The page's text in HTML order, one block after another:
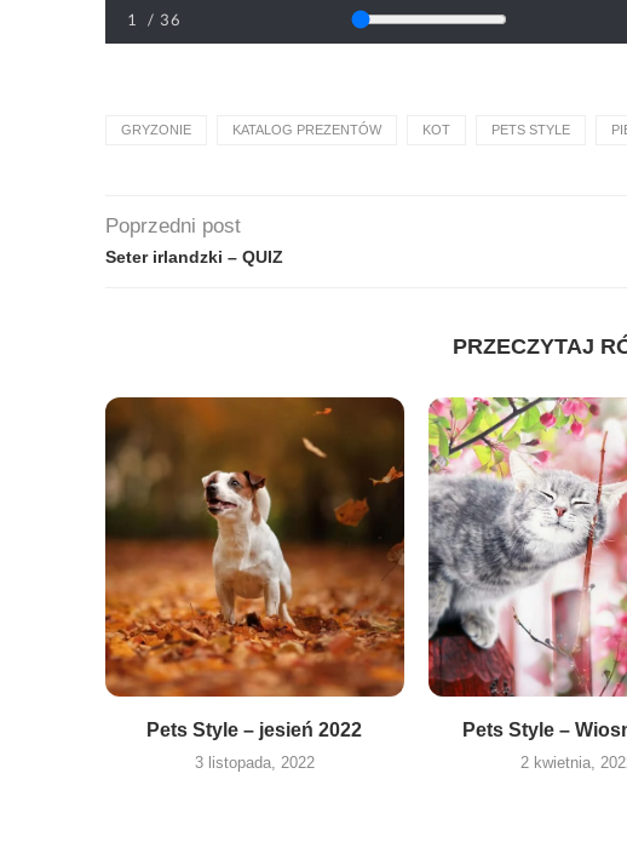
GRYZONIE KATALOG PREZENTÓW KOT PETS STYLE
Poprzedni post
Seter irlandzki – QUIZ
PRZECZYTAJ
Pets Style – jesień 2022
3 listopada, 2022
Pets Style –
2 kwietnia,